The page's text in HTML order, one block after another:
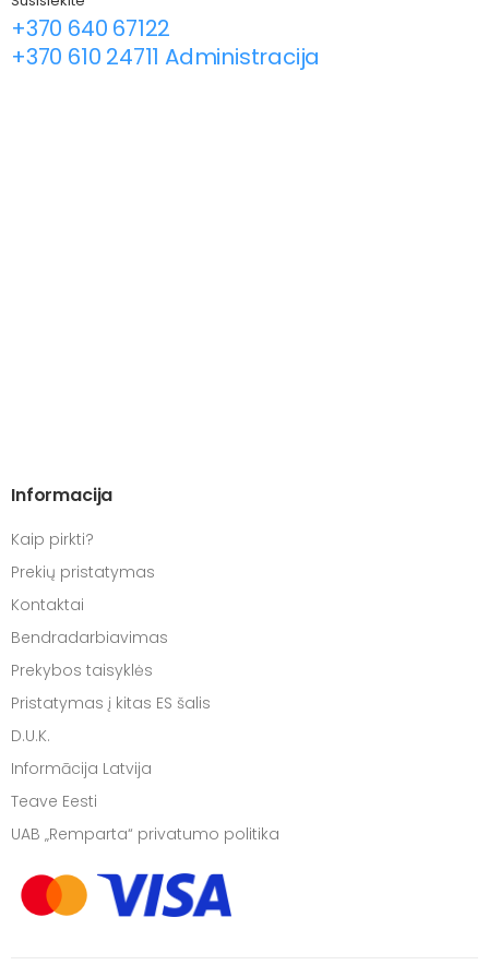
+370 640 67122
+370 610 24711 Administracija
Informacija
Kaip pirkti?
Prekių pristatymas
Kontaktai
Bendradarbiavimas
Prekybos taisyklės
Pristatymas į kitas ES šalis
D.U.K.
Informācija Latvija
Teave Eesti
UAB „Remparta“ privatumo politika